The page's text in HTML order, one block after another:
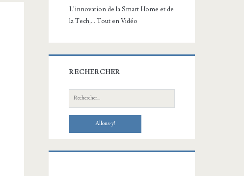
L'innovation de la Smart Home et de
la Tech,... Tout en Vidéo
RECHERCHER
Recherche: